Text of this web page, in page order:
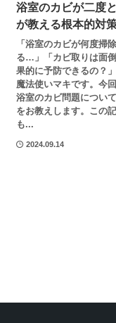
浴室のカビが二度
が教える根本的対
「浴室のカビが何度掃
る…」「カビ取りは面
果的に予防できるの？
魔法使いマキです。今
浴室のカビ問題につい
をお教えします。この
も...
2024.09.14